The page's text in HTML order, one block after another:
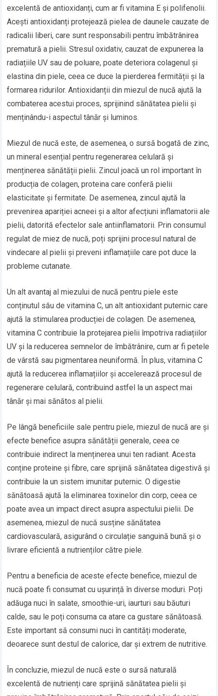
excelentă de antioxidanți, cum ar fi vitamina E și polifenolii.
Acești antioxidanți protejează pielea de daunele cauzate de
radicalii liberi, care sunt responsabili pentru îmbătrânirea
prematură a pielii. Stresul oxidativ, cauzat de expunerea la
radiațiile UV sau de poluare, poate deteriora colagenul și
elastina din piele, ceea ce duce la pierderea fermității și la
formarea ridurilor. Antioxidanții din miezul de nucă ajută la
combaterea acestui proces, sprijinind sănătatea pielii și
menținându-i aspectul tânăr și luminos.
Miezul de nucă este, de asemenea, o sursă bogată de zinc,
un mineral esențial pentru regenerarea celulară și
menținerea sănătății pielii. Zincul joacă un rol important în
producția de colagen, proteina care conferă pielii
elasticitate și fermitate. De asemenea, zincul ajută la
prevenirea apariției acneei și a altor afecțiuni inflamatorii ale
pielii, datorită efectelor sale antiinflamatorii. Prin consumul
regulat de miez de nucă, poți sprijini procesul natural de
vindecare al pielii și preveni inflamațiile care pot duce la
probleme cutanate.
Un alt avantaj al miezului de nucă pentru piele este
conținutul său de vitamina C, un alt antioxidant puternic care
ajută la stimularea producției de colagen. De asemenea,
vitamina C contribuie la protejarea pielii împotriva radiațiilor
UV și la reducerea semnelor de îmbătrânire, cum ar fi petele
de vârstă sau pigmentarea neuniformă. În plus, vitamina C
ajută la reducerea inflamațiilor și accelerează procesul de
regenerare celulară, contribuind astfel la un aspect mai
tânăr și mai sănătos al pielii.
Pe lângă beneficiile sale pentru piele, miezul de nucă are și
efecte benefice asupra sănătății generale, ceea ce
contribuie indirect la menținerea unui ten radiant. Acesta
conține proteine și fibre, care sprijină sănătatea digestivă și
contribuie la un sistem imunitar puternic. O digestie
sănătoasă ajută la eliminarea toxinelor din corp, ceea ce
poate avea un impact direct asupra aspectului pielii. De
asemenea, miezul de nucă susține sănătatea
cardiovasculară, asigurând o circulație sanguină bună și o
livrare eficientă a nutrienților către piele.
Pentru a beneficia de aceste efecte benefice, miezul de
nucă poate fi consumat cu ușurință în diverse moduri. Poți
adăuga nuci în salate, smoothie-uri, iaurturi sau băuturi
calde, sau le poți consuma ca atare ca gustare sănătoasă.
Este important să consumi nuci în cantități moderate,
deoarece sunt destul de calorice, dar și extrem de nutritive.
În concluzie, miezul de nucă este o sursă naturală
excelentă de nutrienți care sprijină sănătatea pielii și